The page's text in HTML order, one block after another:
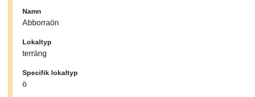
Namn
Abborraön
Lokaltyp
terräng
Specifik lokaltyp
ö